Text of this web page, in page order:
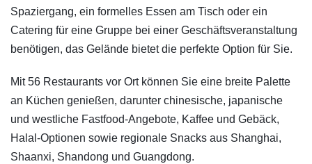
Spaziergang, ein formelles Essen am Tisch oder ein
Catering für eine Gruppe bei einer Geschäftsveranstaltung
benötigen, das Gelände bietet die perfekte Option für Sie.
Mit 56 Restaurants vor Ort können Sie eine breite Palette
an Küchen genießen, darunter chinesische, japanische
und westliche Fastfood-Angebote, Kaffee und Gebäck,
Halal-Optionen sowie regionale Snacks aus Shanghai,
Shaanxi, Shandong und Guangdong.